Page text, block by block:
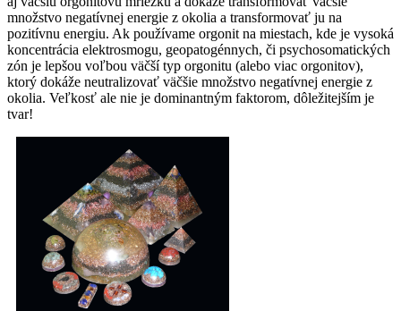
množstvo negatívnej energie z okolia a transformovať ju na
pozitívnu energiu. Ak používame orgonit na miestach, kde je vysoká
koncentrácia elektrosmogu, geopatogénnych, či psychosomatických
zón je lepšou voľbou väčší typ orgonitu (alebo viac orgonitov),
ktorý dokáže neutralizovať väčšie množstvo negatívnej energie z
okolia. Veľkosť ale nie je dominantným faktorom, dôležitejším je
tvar!